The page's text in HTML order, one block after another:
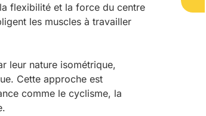
flexibilité et la force du centre
les muscles à travailler
leur nature isométrique,
Cette approche est
comme le cyclisme, la